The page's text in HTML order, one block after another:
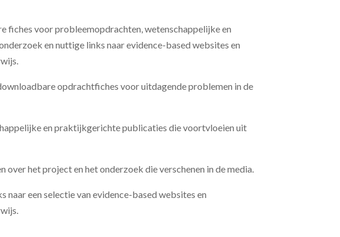
fiches voor probleemopdrachten, wetenschappelijke en
en nuttige links naar evidence-based websites en
opdrachtfiches voor uitdagende problemen in de
en praktijkgerichte publicaties die voortvloeien uit
over het project en het onderzoek die verschenen in de media.
naar een selectie van evidence-based websites en